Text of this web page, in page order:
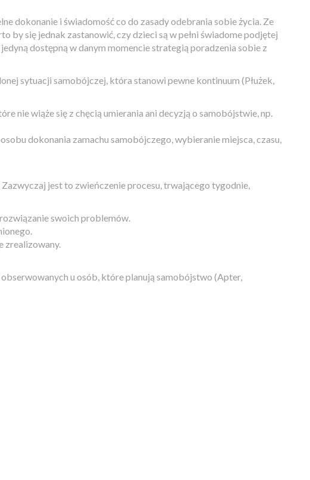
dokonanie i świadomość co do zasady odebrania sobie życia. Ze
się jednak zastanowić, czy dzieci są w pełni świadome podjętej
dostępną w danym momencie strategią poradzenia sobie z
sytuacji samobójczej, która stanowi pewne kontinuum (Płużek,
nie wiąże się z chęcią umierania ani decyzją o samobójstwie, np.
dokonania zamachu samobójczego, wybieranie miejsca, czasu,
jest to zwieńczenie procesu, trwającego tygodnie,
swoich problemów.
zrealizowany.
u osób, które planują samobójstwo (Apter,